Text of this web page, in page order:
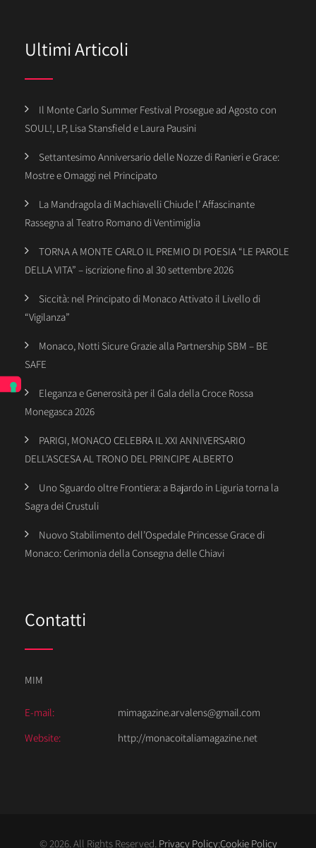
Ultimi Articoli
Il Monte Carlo Summer Festival Prosegue ad Agosto con
SOUL!, LP, Lisa Stansfield e Laura Pausini
Settantesimo Anniversario delle Nozze di Ranieri e Grace:
Mostre e Omaggi nel Principato
La Mandragola di Machiavelli Chiude l’ Affascinante
Rassegna al Teatro Romano di Ventimiglia
TORNA A MONTE CARLO IL PREMIO DI POESIA “LE PAROLE
DELLA VITA” – iscrizione fino al 30 settembre 2026
Siccità: nel Principato di Monaco Attivato il Livello di
“Vigilanza”
Monaco, Notti Sicure Grazie alla Partnership SBM – BE
SAFE
Eleganza e Generosità per il Gala della Croce Rossa
Monegasca 2026
PARIGI, MONACO CELEBRA IL XXI ANNIVERSARIO
DELL’ASCESA AL TRONO DEL PRINCIPE ALBERTO
Uno Sguardo oltre Frontiera: a Bajardo in Liguria torna la
Sagra dei Crustuli
Nuovo Stabilimento dell’Ospedale Princesse Grace di
Monaco: Cerimonia della Consegna delle Chiavi
Contatti
MIM
E-mail:
mimagazine.arvalens@gmail.com
Website:
http://monacoitaliamagazine.net
© 2026. All Rights Reserved. Privacy Policy;Cookie Policy